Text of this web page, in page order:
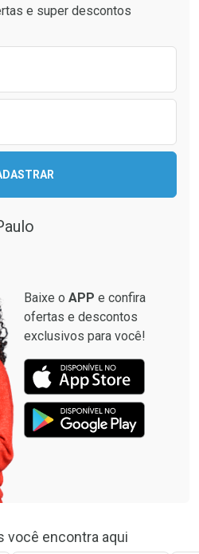
Por R$ 26,72/cada
Por R$ 26,72/cada
e super descontos
Baixe o APP e confira
ofertas e descontos
exclusivos para você!
você encontra aqui